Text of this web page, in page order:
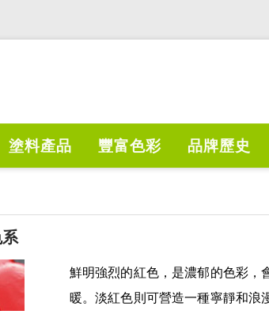
塗料產品 豐富色彩 品牌歷史
鮮明強烈的紅色，是濃郁的色彩，
暖。淡紅色則可營造一種寧靜和浪